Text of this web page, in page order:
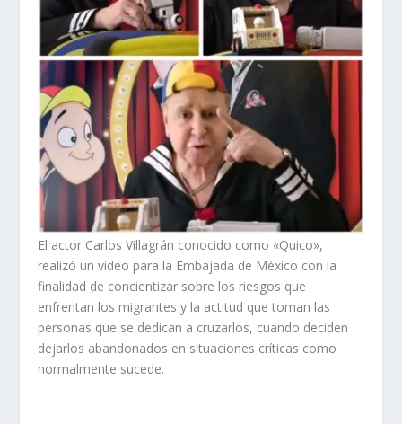
El actor Carlos Villagrán conocido como «Quico»,
realizó un video para la Embajada de México con la
finalidad de concientizar sobre los riesgos que
enfrentan los migrantes y la actitud que toman las
personas que se dedican a cruzarlos, cuando deciden
dejarlos abandonados en situaciones críticas como
normalmente sucede.